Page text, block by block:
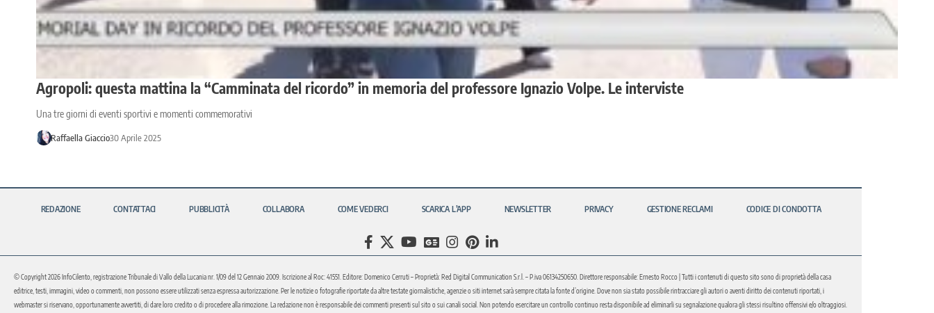
Agropoli: questa mattina la “Camminata del ricordo” in memoria del professore Ignazio Volpe. Le interviste
Una tre giorni di eventi sportivi e momenti commemorativi
Raffaella Giaccio30 Aprile 2025
REDAZIONE CONTATTACI PUBBLICITÀ COLLABORA COME VEDERCI SCARICA L’APP NEWSLETTER PRIVACY GESTIONE RECLAMI CODICE DI CONDOTTA
© Copyright 2026 InfoCilento, registrazione Tribunale di Vallo della Lucania nr. 1/09 del 12 Gennaio 2009. Iscrizione al Roc: 41551. Editore: Domenico Cerruti – Proprietà: Red Digital Communication S.r.l. – P.iva 06134250650. Direttore responsabile: Ernesto Rocco | Tutti i contenuti di questo sito sono di proprietà della casa
editrice, testi, immagini, video o commenti, non possono essere utilizzati senza espressa autorizzazione. Per le notizie o fotografie riportate da altre testate giornalistiche, agenzie o siti internet sarà sempre citata la fonte d’origine. Dove non sia stato possibile rintracciare gli autori o aventi diritto dei contenuti riportati, i
webmaster si riservano, opportunamente avvertiti, di dare loro credito o di procedere alla rimozione. La redazione non è responsabile dei commenti presenti sul sito o sui canali social. Non potendo esercitare un controllo continuo resta disponibile ad eliminarli su segnalazione qualora gli stessi risultino offensivi e/o oltraggiosi.